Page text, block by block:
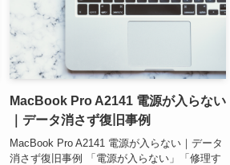
MacBook Pro A2141 電源が入らない
｜データ消さず復旧事例
MacBook Pro A2141 電源が入らない｜データ
消さず復旧事例 「電源が入らない」「修理す